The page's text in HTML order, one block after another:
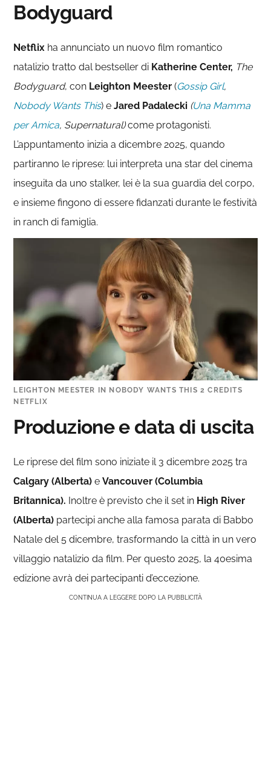
Bodyguard
Netflix ha annunciato un nuovo film romantico
natalizio tratto dal bestseller di Katherine Center, The
Bodyguard, con Leighton Meester (Gossip Girl,
Nobody Wants This) eJared Padalecki (Una Mamma
per Amica, Supernatural)come protagonisti.
L’appuntamento inizia a dicembre 2025, quando
partiranno le riprese: lui interpreta una star del cinema
inseguita da uno stalker, lei è la sua guardia del corpo,
e insieme fingono di essere fidanzati durante le festività
in ranch di famiglia.
LEIGHTON MEESTER IN NOBODY WANTS THIS 2 CREDITS
NETFLIX
Produzione e data di uscita
Le riprese del film sono iniziate il 3 dicembre 2025 tra
Calgary (Alberta)eVancouver (Columbia
Britannica). Inoltre è previsto che il set in High River
(Alberta) partecipi anche alla famosa parata di Babbo
Natale del 5 dicembre, trasformando la città in un vero
villaggio natalizio da film. Per questo 2025, la 40esima
edizione avrà dei partecipanti d’eccezione.
CONTINUA A LEGGERE DOPO LA PUBBLICITÀ